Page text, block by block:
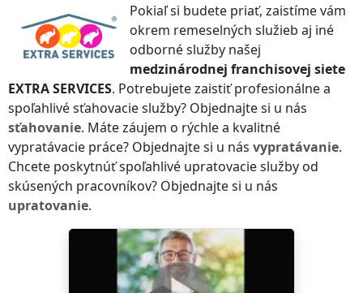
Pokiaľ si budete priať, zaistíme vám
okrem remeselných služieb aj iné
odborné služby našej
medzinárodnej franchisovej siete
EXTRA SERVICES. Potrebujete zaistiť profesionálne a
spoľahlivé sťahovacie služby? Objednajte si u nás
sťahovanie. Máte záujem o rýchle a kvalitné
vypratávacie práce? Objednajte si u nás vypratávanie.
Chcete poskytnúť spoľahlivé upratovacie služby od
skúsených pracovníkov? Objednajte si u nás
upratovanie.